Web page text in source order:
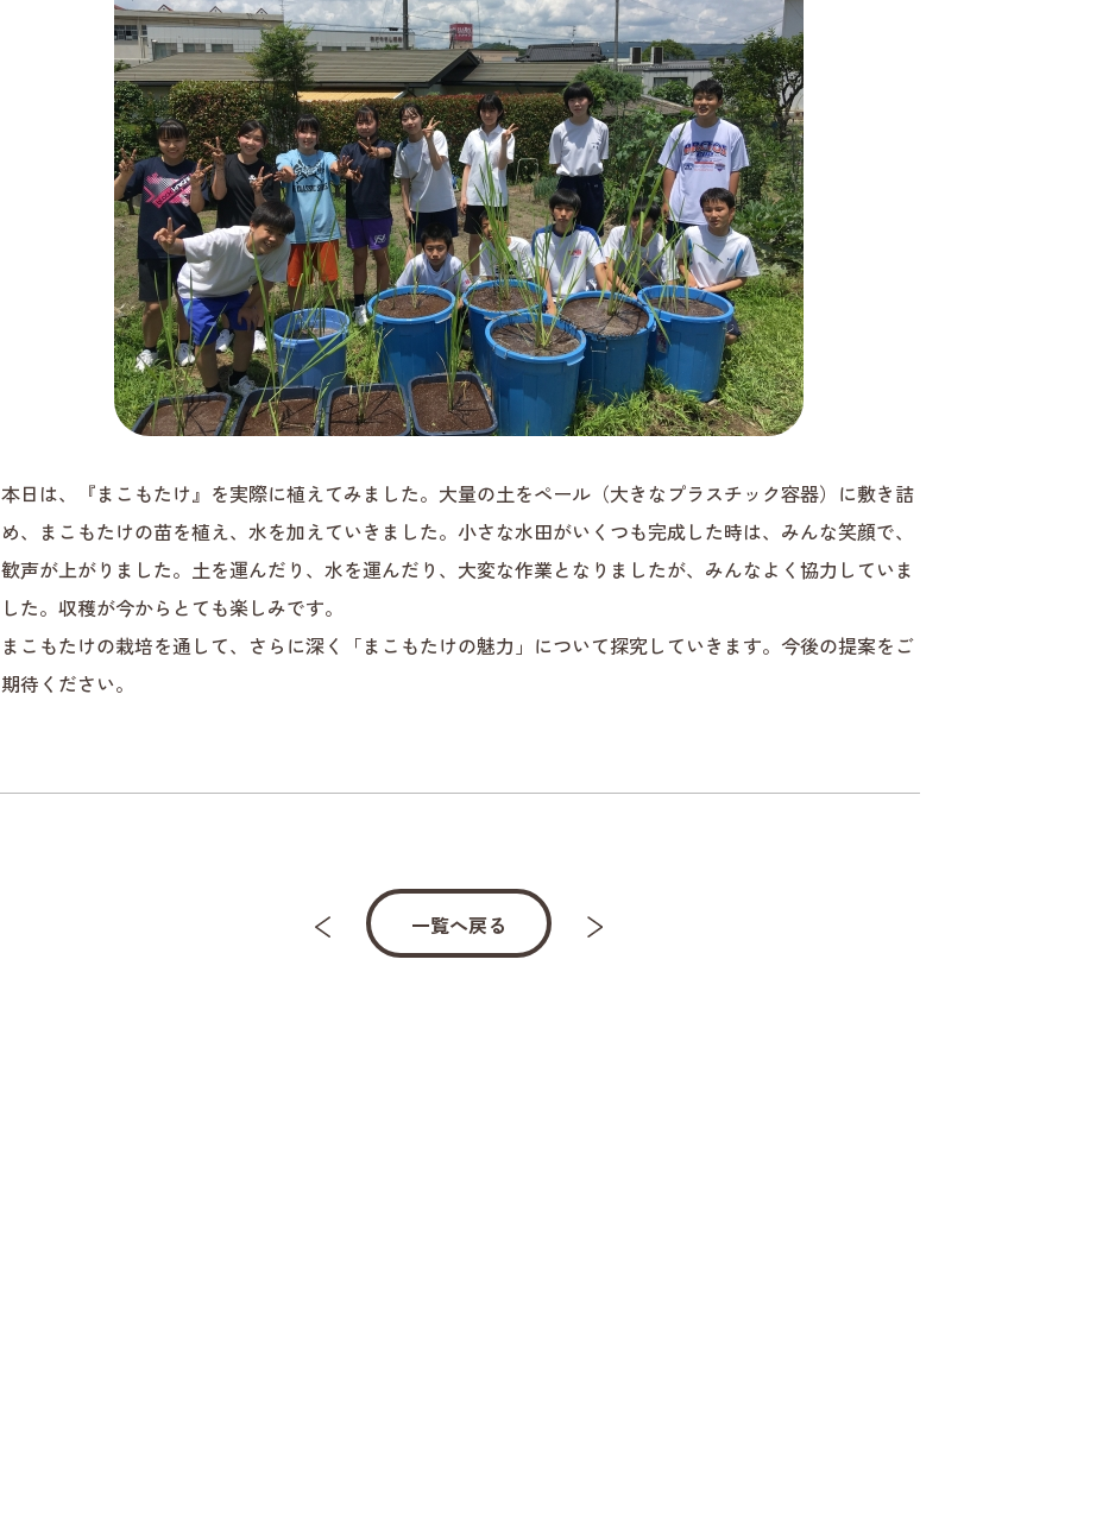
本日は、『まこもたけ』を実際に植えてみました。大量の土をペール（大きなプラスチック容器）に敷き詰
め、まこもたけの苗を植え、水を加えていきました。小さな水田がいくつも完成した時は、みんな笑顔で、
歓声が上がりました。土を運んだり、水を運んだり、大変な作業となりましたが、みんなよく協力していま
した。収穫が今からとても楽しみです。
まこもたけの栽培を通して、さらに深く「まこもたけの魅力」について探究していきます。今後の提案をご
期待ください。
一覧へ戻る